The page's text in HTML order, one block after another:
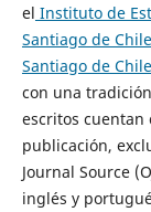
el Instituto de
Santiago de Chile
Santiago de Chile
con una
escritos cuentan
publicación,
Journal Source
inglés y